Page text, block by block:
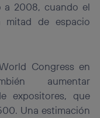
a 2008, cuando el
de espacio
Congress en
aumentar
expositores, que
Una estimación
esta página web o
Utiq
consulta